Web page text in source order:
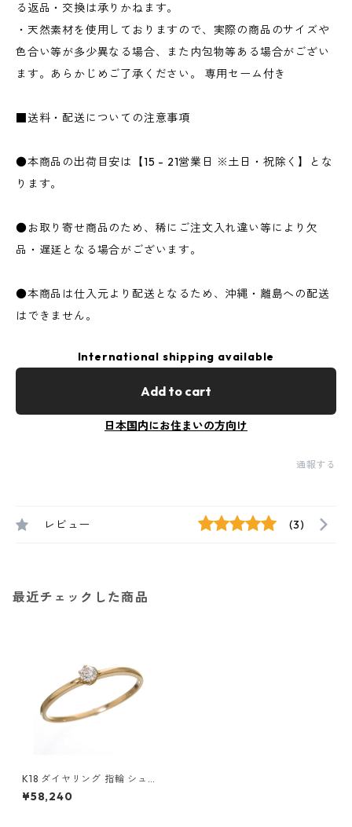
る返品・交換は承りかねます。
・天然素材を使用しておりますので、実際の商品のサイズや
色合い等が多少異なる場合、また内包物等ある場合がござい
ます。あらかじめご了承ください。 専用セーム付き
■送料・配送についての注意事項
●本商品の出荷目安は【15 - 21営業日 ※土日・祝除く】とな
ります。
●お取り寄せ商品のため、稀にご注文入れ違い等により欠
品・遅延となる場合がございます。
●本商品は仕入元より配送となるため、沖縄・離島への配送
はできません。
International shipping available
Add to cart
日本国内にお住まいの方向け
通報する
レビュー (3)
最近チェックした商品
K18 ダイヤリング 指輪 シュー
リング ピンクゴールド 7号 ダ
イヤモンド ジュエリー アクセ
¥58,240